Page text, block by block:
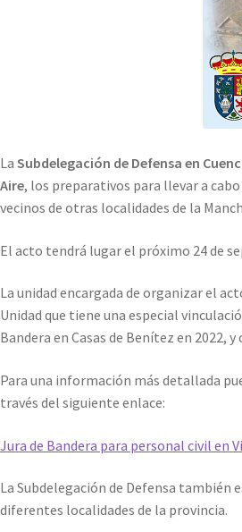
La Subdelegación de Defensa en
Aire, los preparativos para llevar a cabo
vecinos de otras localidades de la
El acto tendrá lugar el próximo 24 de
La unidad encargada de organizar el
Unidad que tiene una especial
Bandera en Casas de Benítez en 2022,
Para una información más detallada
través del siguiente enlace:
Jura de Bandera para personal civil en
La Subdelegación de Defensa también
diferentes localidades de la provincia.